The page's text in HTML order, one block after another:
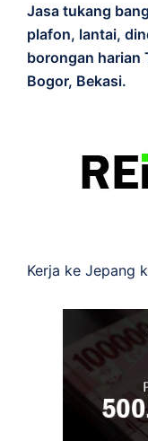
Jasa tukang
plafon, lantai,
borongan harian
Bogor, Bekasi.
Kerja ke Jepang